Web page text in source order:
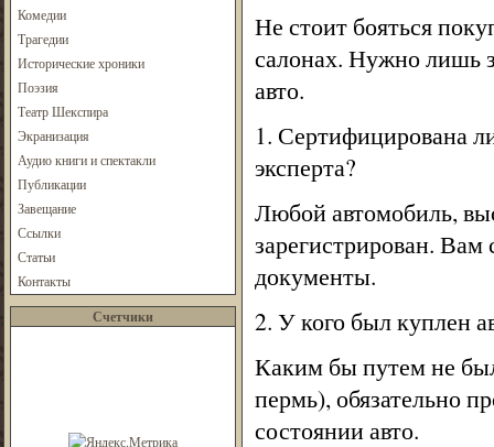
Комедии
Трагедии
Исторические хроники
Поэзия
Театр Шекспира
Экранизация
Аудио книги и спектакли
Публикации
Завещание
Ссылки
Статьи
Контакты
Счетчики
Не стоит бояться
салонах. Нужно лишь
авто.
1. Сертифицирована
эксперта?
Любой автомобиль,
зарегистрирован. Вам
документы.
2. У кого был куплен
Каким бы путем не
пермь), обязательно
состоянии авто.